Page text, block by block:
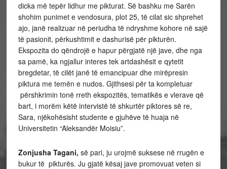
dicka më tepër lidhur me pikturat. Së bashku me Sarën
shohim punimet e vendosura, plot 25, të cilat sic shprehet
ajo, janë realizuar në periudha të ndryshme kohore në sajë
të pasionit, përkushtimit e dashurisë për pikturën.
Ekspozita do qëndrojë e hapur përgjatë një jave, dhe nga
sa pamë, ka ngjallur interes tek artdashësit e qytetit
bregdetar, të cilët janë të emancipuar dhe mirëpresin
piktura me temën e nudos. Gjithsesi për ta kompletuar
përshkrimin tonë rreth ekspozitës, tematikës e vlerave që
bart, i morëm këtë intervistë të shkurtër piktores së re,
Sara, njëkohësisht studente e gjuhëve të huaja në
Universitetin “Aleksandër Moisiu”.
Zonjusha Tagani, së pari, ju urojmë suksese në rrugën e
bukur të pikturës. Ju gjatë kësaj jave promovuat veten si